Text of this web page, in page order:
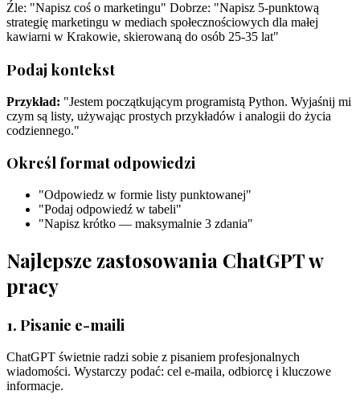
Źle: "Napisz coś o marketingu" Dobrze: "Napisz 5-punktową
strategię marketingu w mediach społecznościowych dla małej
kawiarni w Krakowie, skierowaną do osób 25-35 lat"
Podaj kontekst
Przykład: "Jestem początkującym programistą Python. Wyjaśnij mi
czym są listy, używając prostych przykładów i analogii do życia
codziennego."
Określ format odpowiedzi
"Odpowiedz w formie listy punktowanej"
"Podaj odpowiedź w tabeli"
"Napisz krótko — maksymalnie 3 zdania"
Najlepsze zastosowania ChatGPT w
pracy
1. Pisanie e-maili
ChatGPT świetnie radzi sobie z pisaniem profesjonalnych
wiadomości. Wystarczy podać: cel e-maila, odbiorcę i kluczowe
informacje.